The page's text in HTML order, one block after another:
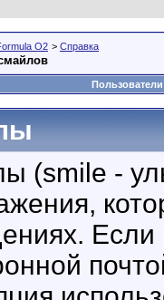
O2 > Справка
Пользователи
(smile -
Если